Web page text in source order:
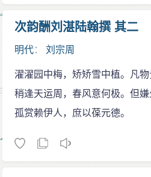
次韵酬刘湛陆翰撰 其二
明代：刘宗周
濯濯园中梅，矫矫雪中植。凡物
稍逢天运周，春风意何极。但嫌
孤赏赖伊人，庶以葆元德。